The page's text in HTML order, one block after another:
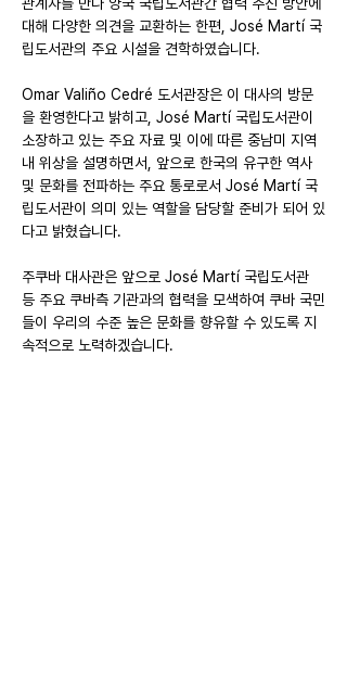
대해 다양한 의견을 교환하는 한편, José Martí 국
립도서관의 주요 시설을 견학하였습니다.
Omar Valiño Cedré 도서관장은 이 대사의 방문
을 환영한다고 밝히고, José Martí 국립도서관이
소장하고 있는 주요 자료 및 이에 따른 중남미 지역
내 위상을 설명하면서, 앞으로 한국의 유구한 역사
및 문화를 전파하는 주요 통로로서 José Martí 국
립도서관이 의미 있는 역할을 담당할 준비가 되어 있
다고 밝혔습니다.
주쿠바 대사관은 앞으로 José Martí 국립도서관
등 주요 쿠바측 기관과의 협력을 모색하여 쿠바 국민
들이 우리의 수준 높은 문화를 향유할 수 있도록 지
속적으로 노력하겠습니다.